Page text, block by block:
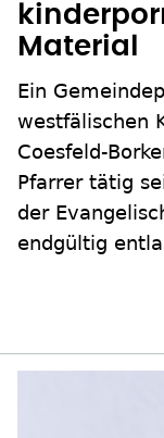
Material
Ein
westfälischen
Coesfeld-
Pfarrer tätig
der
endgültig